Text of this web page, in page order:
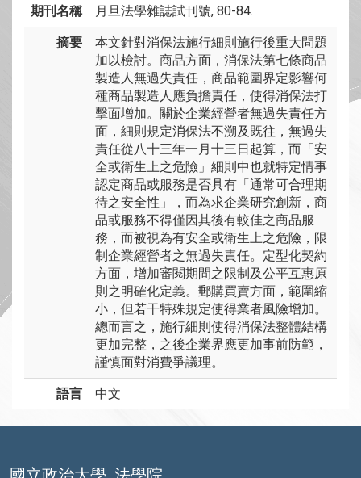
期刊名稱 月旦法學雜誌試刊號, 80-84.
摘要
本文針對消保法施行細則施行後重大問題
加以檢討。商品方面，消保法第七條商品
製造人無過失責任，商品範圍界定影響何
種商品製造人應負擔責任，使得消保法打
擊面增加。關於企業經營者無過失責任方
面，細則規定消保法不溯及既往，無過失
責任從八十三年一月十三日起算，而「安
全或衛生上之危險」細則中也就特定情事
認定商品或服務是否具有「通常可合理期
待之安全性」，而為求企業研究創新，商
品或服務不得僅因其後有較佳之商品服
務，而被視為有安全或衛生上之危險，限
制企業經營者之無過失責任。定型化契約
方面，增加審閱期間之限制及公平互惠原
則之明確化定義。郵購買賣方面，範圍縮
小，但若干特殊規定使得業者風險增加。
總而言之，施行細則使得消保法整體結構
更加完整，之後企業界應更加事前防範，
謹慎面對消費爭議理。
語言 中文